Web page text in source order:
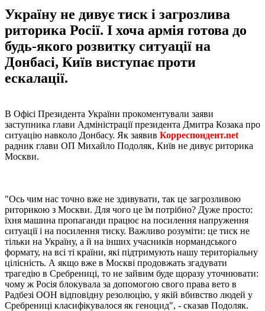
Україну не дивує тиск і загрозлива
риторика Росії. І хоча армія готова до
будь-якого розвитку ситуації на
Донбасі, Київ виступає проти
ескалації.
В Офісі Президента України прокоментували заяви
заступника глави Адміністрації президента Дмитра Козака про
ситуацію навколо Донбасу. Як заявив Корреспондент.net
радник глави ОП Михайло Подоляк, Київ не дивує риторика
Москви.
"Ось чим нас точно вже не здивувати, так це загрозливою
риторикою з Москви. Для чого це їм потрібно? Дуже просто:
їхня машина пропаганди працює на посилення напруження
ситуації і на посилення тиску. Важливо розуміти: це тиск не
тільки на Україну, а й на інших учасників нормандського
формату, на всі ті країни, які підтримують нашу територіальну
цілісність. А якщо вже в Москві продовжать згадувати
трагедію в Сребрениці, то не зайвим буде щоразу уточнювати:
чому ж Росія блокувала за допомогою свого права вето в
Радбезі ООН відповідну резолюцію, у якій вбивство людей у
Сребрениці класифікувалося як геноцид", - сказав Подоляк.